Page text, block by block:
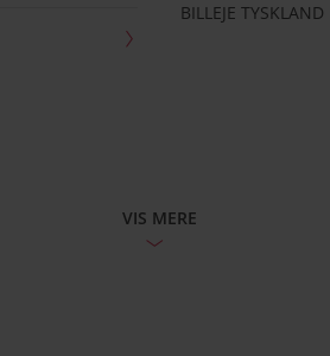
BILLEJE TYSKLAND
VIS MERE